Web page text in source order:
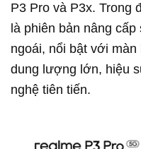
P3 Pro và P3x. Trong
là phiên bản nâng cấp
ngoái, nổi bật với
dung lượng lớn, hiệu
nghệ tiên tiến.